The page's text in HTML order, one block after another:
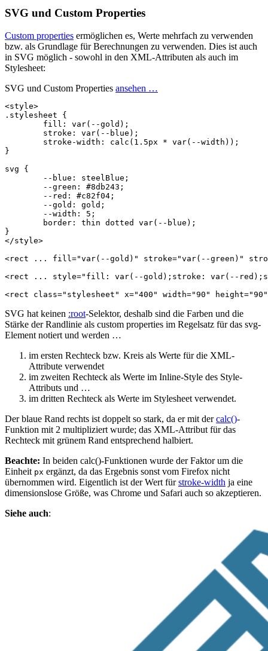
SVG und Custom Properties
Custom properties ermöglichen es, Werte mehrfach zu verwenden
bzw. als Grundlage für Berechnungen zu verwenden. Dies ist auch
in SVG möglich - sowohl in den XML-Attributen als auch im
Stylesheet:
SVG und Custom Properties ansehen …
<style>
.stylesheet {
}
svg {
</style>
<rect
... fill="var(--gold)" stroke="var(--green)"
<rect
... style="fill: var(--gold);stroke: var(--
<rect
class="stylesheet" x="400" width="90" height="90"
SVG hat keinen :root-Selektor, deshalb sind die Farben und die
Stärke der Randlinie als custom properties im Regelsatz für das svg-
Element notiert und werden …
im ersten Rechteck bzw. Kreis als Werte für die XML-
Attribute verwendet
im zweiten Rechteck als Werte im Inline-Style des Style-
Attributs und …
im dritten Rechteck als Werte im Stylesheet verwendet.
Der blaue Rand rechts ist doppelt so stark, da er mit dercalc()-
Funktion mit 2 multipliziert wurde; das XML-Attribut für das
Rechteck mit grünem Rand entsprechend halbiert.
Beachte: In beiden calc()-Funktionen wurde der Faktor um die
Einheit px ergänzt, da das Ergebnis sonst vom Firefox nicht
übernommen wird. Eigentlich ist der Wert fürstroke-width ja eine
dimensionslose Größe, was Chrome und Safari auch so akzeptieren.
Siehe auch: